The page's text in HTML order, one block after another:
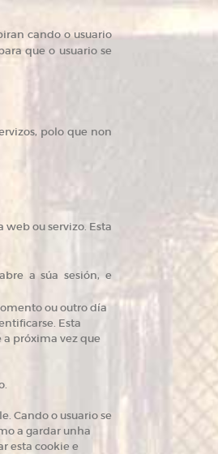
cando o usuario
que o usuario se
polo que non
ou servizo. Esta
a súa sesión, e
ou outro día
Esta
próxima vez que
Cando o usuario se
a gardar unha
esta cookie e